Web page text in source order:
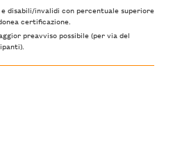
disabili/invalidi con percentuale superiore
certificazione.
preavviso possibile (per via del